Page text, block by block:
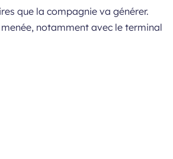
que la compagnie va générer.
notamment avec le terminal